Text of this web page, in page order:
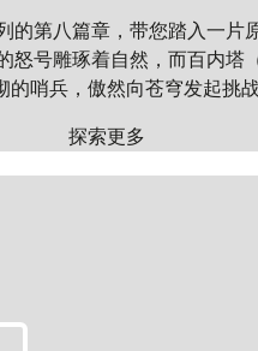
的第八篇章，带您踏入一片
号雕琢着自然，而百内塔（
的哨兵，傲然向苍穹发起挑战
探索更多